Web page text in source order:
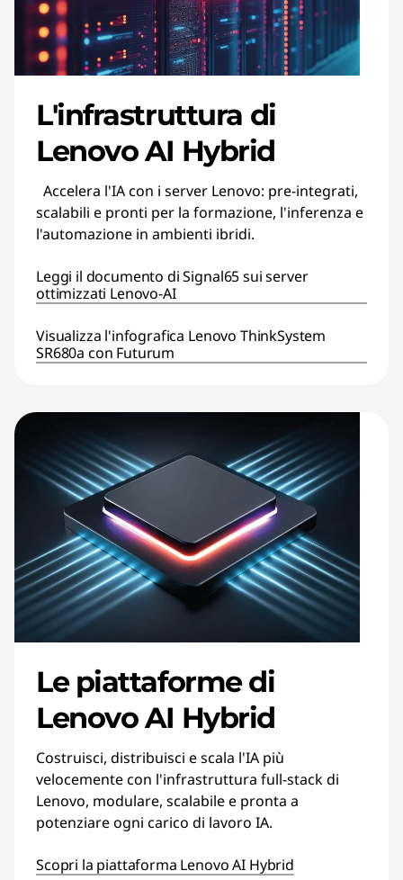
L'infrastruttura di
Lenovo AI Hybrid
Accelera l'IA con i server Lenovo: pre-integrati,
scalabili e pronti per la formazione, l'inferenza e
l'automazione in ambienti ibridi.
Leggi il documento di Signal65 sui server
ottimizzati Lenovo-AI
Visualizza l'infografica Lenovo ThinkSystem
SR680a con Futurum
Le piattaforme di
Lenovo AI Hybrid
Costruisci, distribuisci e scala l'IA più
velocemente con l'infrastruttura full-stack di
Lenovo, modulare, scalabile e pronta a
potenziare ogni carico di lavoro IA.
Scopri la piattaforma Lenovo AI Hybrid